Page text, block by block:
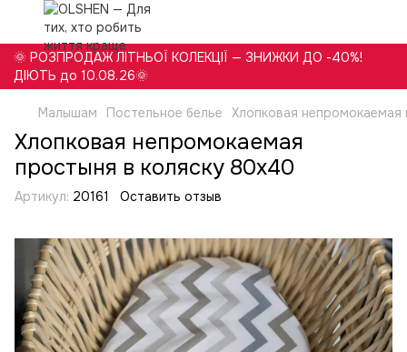
🌞 РОЗПРОДАЖ ЛІТНЬОЇ КОЛЕКЦІЇ — ЗНИЖКИ ДО -40%!
ДІЮТЬ до 10.08.26🌞
Малышам Постельное белье Хлопковая
Хлопковая непромокаемая
простыня в коляску 80х40
Артикул: 20161 Оставить отзыв